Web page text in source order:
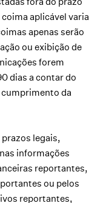
coima aplicável varia
apenas serão
ou exibição de
forem
dias a contar do
da
legais,
informações
reportantes,
ou pelos
reportantes,